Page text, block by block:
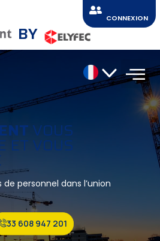
BY
CONNEXION
VOUS
ET VOUS
personnel dans l’union
33 608 947 201